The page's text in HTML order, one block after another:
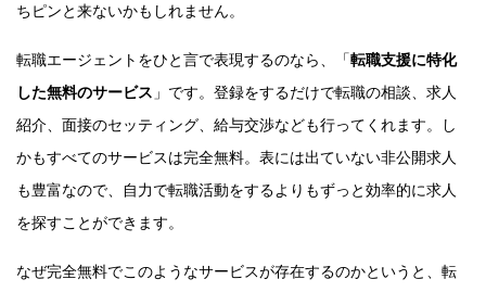
ちピンと来ないかもしれません。
転職エージェントをひと言で表現するのなら、「転職支援に特化
した無料のサービス 」です。登録をするだけで転職の相談、求人
紹介、面接のセッティング、給与交渉なども行ってくれます。し
かもすべてのサービスは完全無料。表には出ていない非公開求人
も豊富なので、自力で転職活動をするよりもずっと効率的に求人
を探すことができます。
なぜ完全無料でこのようなサービスが存在するのかというと、転